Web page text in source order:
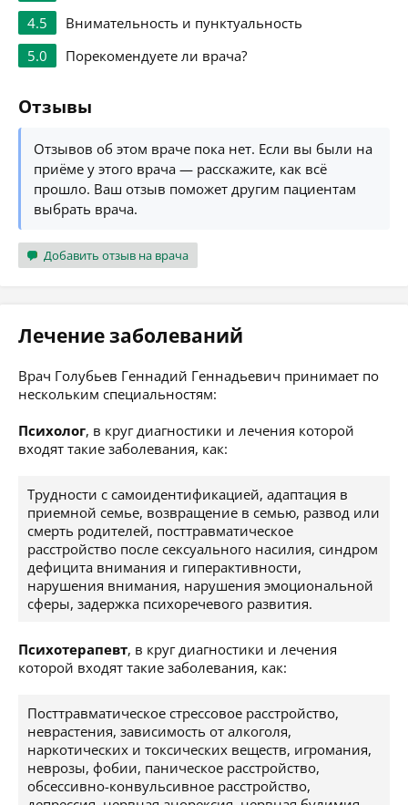
4.5
Внимательность и пунктуальность
5.0
Порекомендуете ли врача?
Отзывы
Отзывов об этом враче пока нет. Если вы были на
приёме у этого врача — расскажите, как всё
прошло. Ваш отзыв поможет другим пациентам
выбрать врача.
Добавить отзыв на врача
Лечение заболеваний
Врач Голубьев Геннадий Геннадьевич принимает по
нескольким специальностям:
Психолог, в круг диагностики и лечения которой
входят такие заболевания, как:
Трудности с самоидентификацией, адаптация в
приемной семье, возвращение в семью, развод или
смерть родителей, посттравматическое
расстройство после сексуального насилия, синдром
дефицита внимания и гиперактивности,
нарушения внимания, нарушения эмоциональной
сферы, задержка психоречевого развития.
Психотерапевт, в круг диагностики и лечения
которой входят такие заболевания, как:
Посттравматическое стрессовое расстройство,
неврастения, зависимость от алкоголя,
наркотических и токсических веществ, игромания,
неврозы, фобии, паническое расстройство,
обсессивно-конвульсивное расстройство,